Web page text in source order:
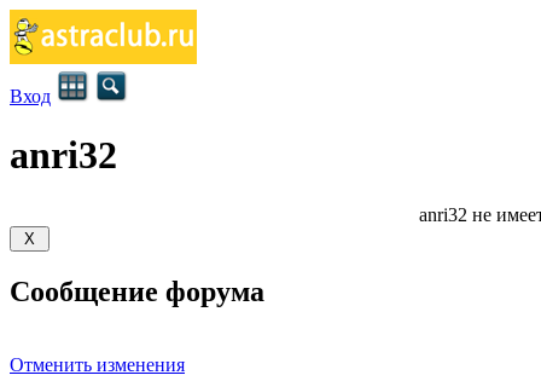
Вход
anri32
anri32 не
Сообщение форума
Отменить изменения